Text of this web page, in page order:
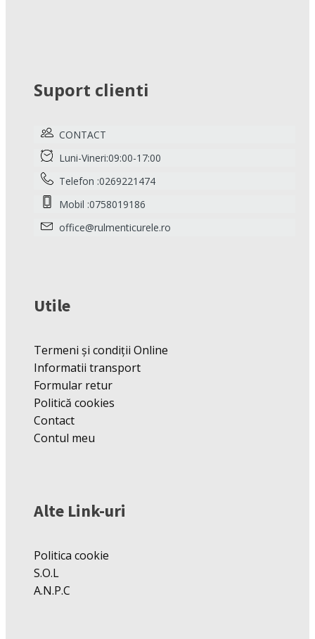
Suport clienti
CONTACT
Luni-Vineri:09:00-17:00
Telefon :0269221474
Mobil :0758019186
office@rulmenticurele.ro
Utile
Termeni și condiții Online
Informatii transport
Formular retur
Politică cookies
Contact
Contul meu
Alte Link-uri
Politica cookie
S.O.L
A.N.P.C